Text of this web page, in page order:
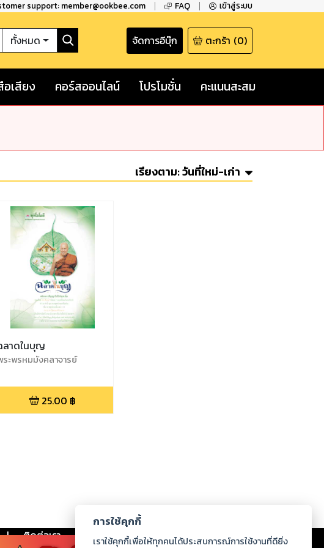
support: member@ookbee.com FAQ เข้าสู่ระบบ
ทั้งหมด จัดการอีบุ๊ก ตะกร้า (0)
เสียง คอร์สออนไลน์ โปรโมชั่น คะแนนสะสม
เรียงตาม:วันที่ใหม่-เก่า
ลาดในบุญ
ระพรหมมังคลาจารย์
25.00 ฿
| ติดต่อเรา ร่วมงานกับเรา ดาวน์โหลด
การใช้คุกกี้
เราใช้คุกกี้เพื่อให้ทุกคนได้ประสบการณ์การใช้งานที่ดียิ่ง